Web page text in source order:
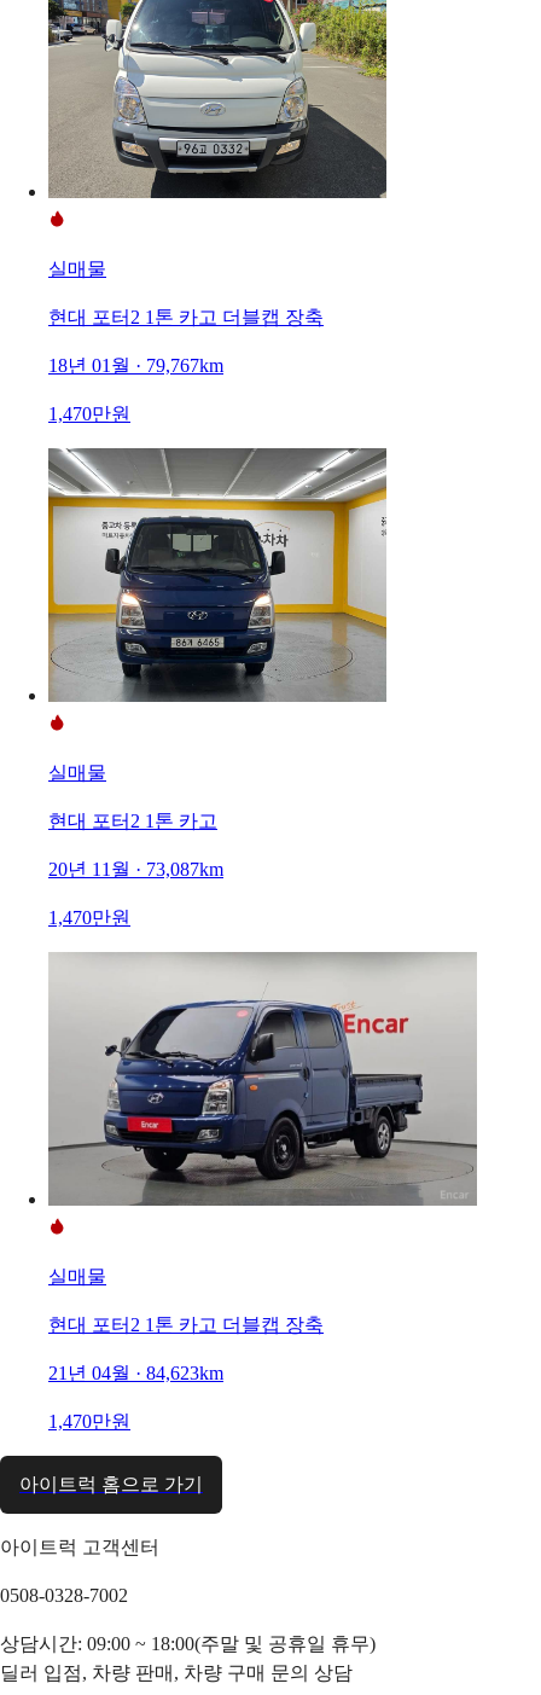
실매물
현대 포터2 1톤 카고 더블캡 장축
18년 01월 · 79,767km
1,470만원
실매물
현대 포터2 1톤 카고
20년 11월 · 73,087km
1,470만원
실매물
현대 포터2 1톤 카고 더블캡 장축
21년 04월 · 84,623km
1,470만원
아이트럭 홈으로 가기
아이트럭 고객센터
0508-0328-7002
상담시간: 09:00 ~ 18:00(주말 및 공휴일 휴무)
딜러 입점, 차량 판매, 차량 구매 문의 상담